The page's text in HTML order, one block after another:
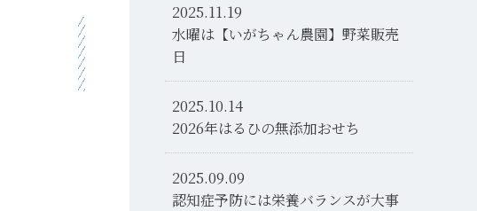
2025.11.19
水曜は【いがちゃん農園】野菜販売
日
2025.10.14
2026年はるひの無添加おせち
2025.09.09
認知症予防には栄養バランスが大事